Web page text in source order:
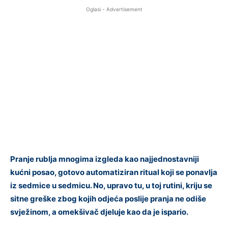
Oglasi - Advertisement
Pranje rublja mnogima izgleda kao najjednostavniji
kućni posao, gotovo automatiziran ritual koji se ponavlja
iz sedmice u sedmicu. No, upravo tu, u toj rutini, kriju se
sitne greške zbog kojih odjeća poslije pranja ne odiše
svježinom, a omekšivač djeluje kao da je ispario.